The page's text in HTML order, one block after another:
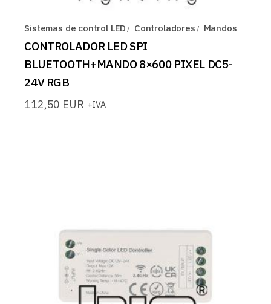
Sistemas de control LED Controladores Mandos
CONTROLADOR LED SPI
BLUETOOTH+MANDO 8×600 PIXEL DC5-
24V RGB
112,50 EUR +IVA